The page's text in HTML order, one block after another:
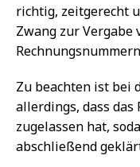
richtig, zeitgerecht
Zwang zur
Zu beachten ist bei
allerdings, dass das
zugelassen hat,
abschließend